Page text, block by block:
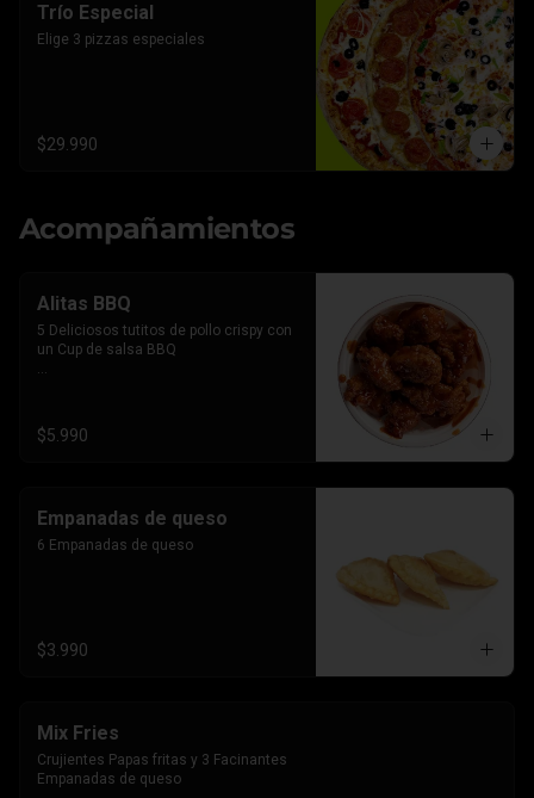
Trío Especial
Elige 3 pizzas especiales
$29.990
Acompañamientos
Alitas BBQ
5 Deliciosos tutitos de pollo crispy con
un Cup de salsa BBQ
agregues el BBQ que gustes
$5.990
Empanadas de queso
6 Empanadas de queso
$3.990
Mix Fries
Crujientes Papas fritas y 3 Facinantes
Empanadas de queso